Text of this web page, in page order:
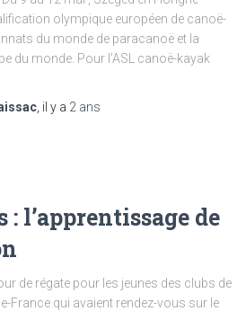
olympique européen de canoë-
du monde de paracanoë et la
du monde. Pour l’ASL canoë-kayak
, il y a 2 ans
: l’apprentissage de
de régate pour les jeunes des clubs de
France qui avaient rendez-vous sur le